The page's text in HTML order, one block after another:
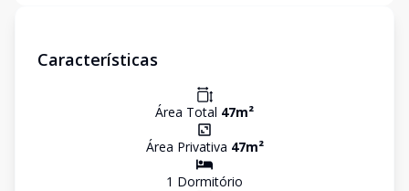
Características
Área Total 47m²
Área Privativa 47m²
1 Dormitório